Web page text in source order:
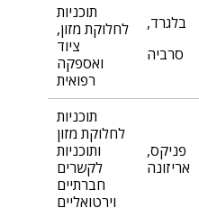
בלגרד,
סרביה
תוכניות
לחלוקת מזון,
ציוד
ואספקה
רפואית
פניקס,
אריזונה
תוכניות
לחלוקת מזון
ותוכניות
לקשרים
חברתיים
וירטואליים